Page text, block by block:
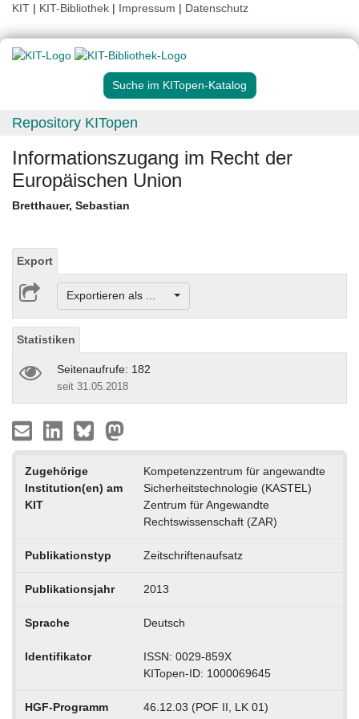
KIT | KIT-Bibliothek | Impressum | Datenschutz
Suche im KITopen-Katalog
Repository KITopen
Informationszugang im Recht der
Europäischen Union
Bretthauer, Sebastian
Export
Exportieren als ...
Statistiken
Seitenaufrufe: 182
seit 31.05.2018
Zugehörige
Institution(en) am
KIT
Kompetenzzentrum für angewandte
Sicherheitstechnologie (KASTEL)
Zentrum für Angewandte
Rechtswissenschaft (ZAR)
Publikationstyp Zeitschriftenaufsatz
Publikationsjahr 2013
Sprache Deutsch
Identifikator
ISSN: 0029-859X
KITopen-ID: 1000069645
HGF-Programm 46.12.03 (POF II, LK 01)